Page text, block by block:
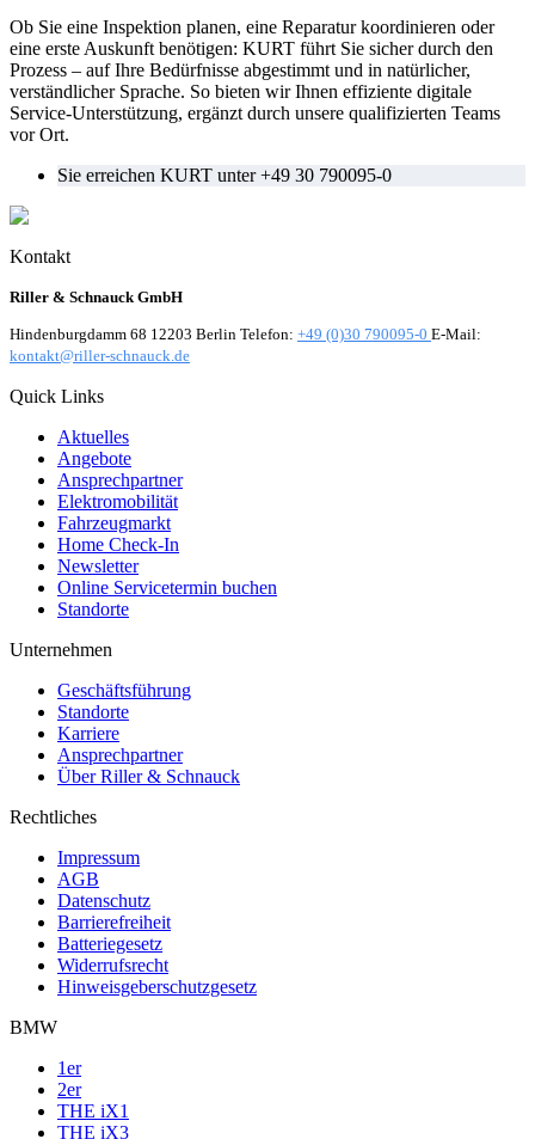
Ob Sie eine Inspektion planen, eine Reparatur koordinieren oder
eine erste Auskunft benötigen: KURT führt Sie sicher durch den
Prozess – auf Ihre Bedürfnisse abgestimmt und in natürlicher,
verständlicher Sprache. So bieten wir Ihnen effiziente digitale
Service-Unterstützung, ergänzt durch unsere qualifizierten Teams
vor Ort.
Sie erreichen KURT unter +49 30 790095-0
Kontakt
Riller & Schnauck GmbH
Hindenburgdamm 68 12203 Berlin Telefon: +49 (0)30 790095-0 E-Mail:
kontakt@riller-schnauck.de
Quick Links
Aktuelles
Angebote
Ansprechpartner
Elektromobilität
Fahrzeugmarkt
Home Check-In
Newsletter
Online Servicetermin buchen
Standorte
Unternehmen
Geschäftsführung
Standorte
Karriere
Ansprechpartner
Über Riller & Schnauck
Rechtliches
Impressum
AGB
Datenschutz
Barrierefreiheit
Batteriegesetz
Widerrufsrecht
Hinweisgeberschutzgesetz
BMW
1er
2er
THE iX1
THE iX3